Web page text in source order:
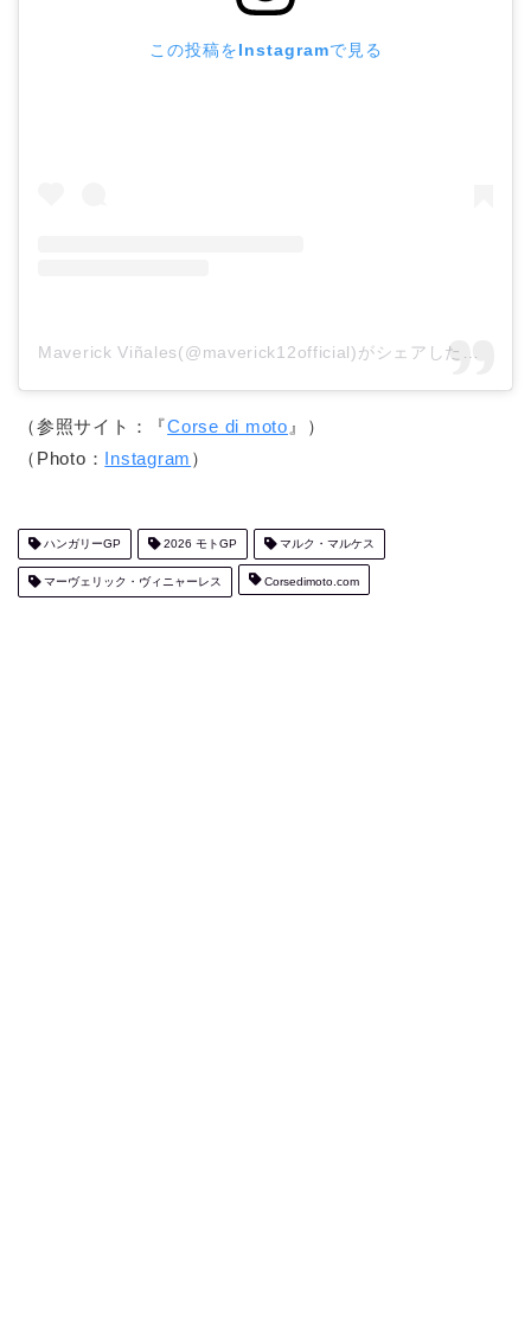
この投稿をInstagramで見る
（参照サイト：『Corse di moto 』）
（Photo： Instagram ）
ハンガリーGP 2026 モトGP マルク・マルケス
マーヴェリック・ヴィニャーレス Corsedimoto.com